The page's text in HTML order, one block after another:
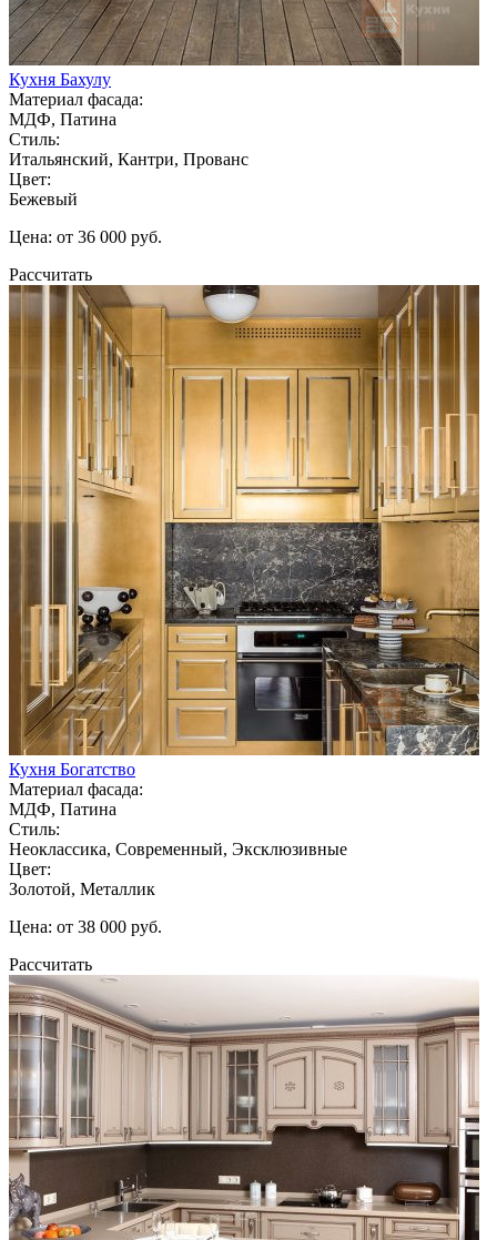
Кухня Бахулу
Материал фасада:
МДФ, Патина
Стиль:
Итальянский, Кантри, Прованс
Цвет:
Бежевый
Цена: от 36 000 руб.
Рассчитать
Кухня Богатство
Материал фасада:
МДФ, Патина
Стиль:
Неоклассика, Современный, Эксклюзивные
Цвет:
Золотой, Металлик
Цена: от 38 000 руб.
Рассчитать